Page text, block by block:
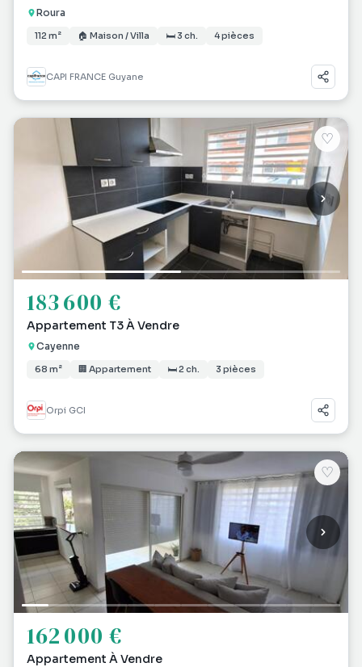
Roura
112 m² 🏠 Maison / Villa 🛏 3 ch. 4 pièces
CAPI FRANCE Guyane
♡
183 600 €
Appartement T3 À Vendre
Cayenne
68 m² 🏢 Appartement 🛏 2 ch. 3 pièces
Orpi GCI
♡
162 000 €
Appartement À Vendre